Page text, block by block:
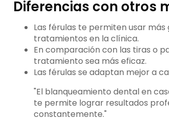
Diferencias con otros
Las férulas te permiten usar
tratamientos en la clínica.
En comparación con las tiras o
tratamiento sea más eficaz.
Las férulas se adaptan mejor a
"El blanqueamiento dental en
te permite lograr resultados
constantemente."